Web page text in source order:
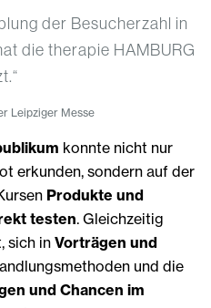
der Besucherzahl in
die therapie HAMBURG
Leipziger Messe
konnte nicht nur
erkunden, sondern auf der
Produkte und
testen. Gleichzeitig
sich in Vorträgen und
und die
und Chancen im